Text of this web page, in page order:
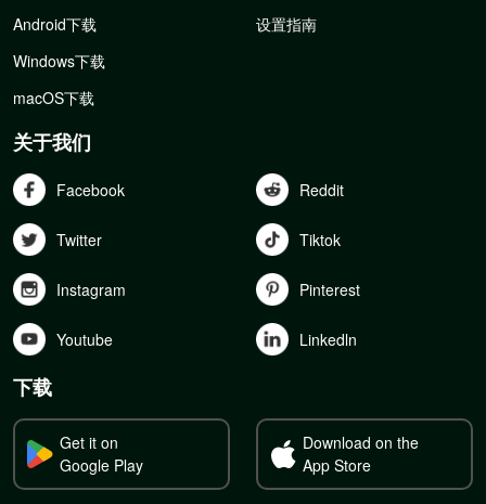
Android下载
Windows下载
macOS下载
设置指南
关于我们
Facebook Reddit
Twitter Tiktok
Instagram Pinterest
Youtube Linkedln
下载
Get it on
Google Play
Download on the
App Store